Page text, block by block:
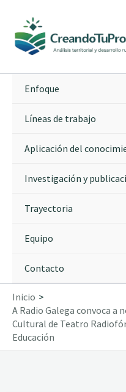
contenido
Enfoque
Líneas de trabajo
Aplicación del
Investigación y
Trayectoria
Equipo
Contacto
Inicio
A Radio Galega convoca a
Cultural de Teatro
Educación